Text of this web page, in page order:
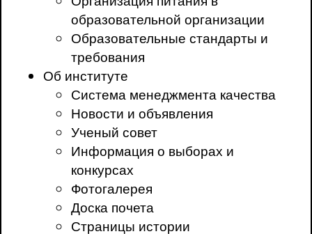
образовательной организации
Образовательные стандарты и
требования
Об институте
Система менеджмента качества
Новости и объявления
Ученый совет
Информация о выборах и
конкурсах
Фотогалерея
Доска почета
Страницы истории